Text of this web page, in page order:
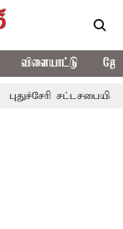
விளையாட்டு
சட்டசபையில் வரும்